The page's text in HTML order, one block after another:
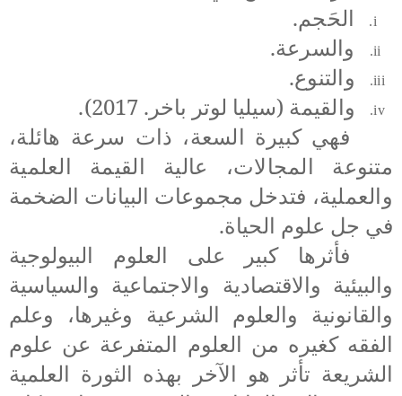
i. الحَجم.
ii. والسرعة.
iii. والتنوع.
iv. والقيمة (سيليا لوتر باخر. 2017
).
فهي كبيرة السعة، ذات سرعة هائلة،
متنوعة المجالات، عالية القيمة العلمية
والعملية، فتدخل مجموعات البيانات الضخمة
في جل علوم الحياة.
فأثرها كبير على العلوم البيولوجية
والبيئية والاقتصادية والاجتماعية والسياسية
والقانونية والعلوم الشرعية وغيرها، وعلم
الفقه كغيره من العلوم المتفرعة عن علوم
الشريعة تأثر هو الآخر بهذه الثورة العلمية